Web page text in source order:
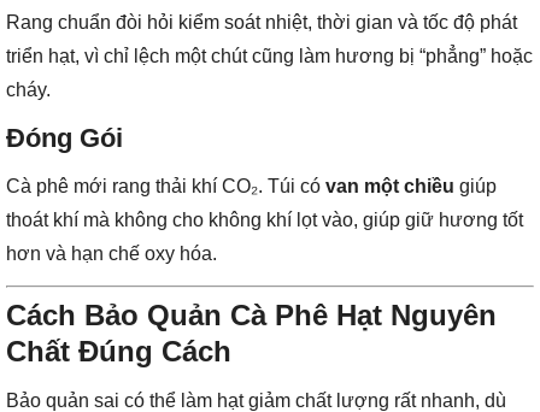
Rang chuẩn đòi hỏi kiểm soát nhiệt, thời gian và tốc độ phát
triển hạt, vì chỉ lệch một chút cũng làm hương bị “phẳng” hoặc
cháy.
Đóng Gói
Cà phê mới rang thải khí CO₂. Túi có van một chiều giúp
thoát khí mà không cho không khí lọt vào, giúp giữ hương tốt
hơn và hạn chế oxy hóa.
Cách Bảo Quản Cà Phê Hạt Nguyên
Chất Đúng Cách
Bảo quản sai có thể làm hạt giảm chất lượng rất nhanh, dù